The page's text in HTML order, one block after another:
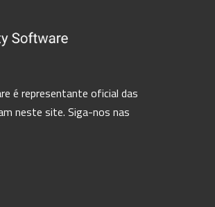
é representante oficial das
neste site. Siga-nos nas